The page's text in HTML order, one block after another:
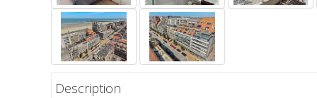
Description